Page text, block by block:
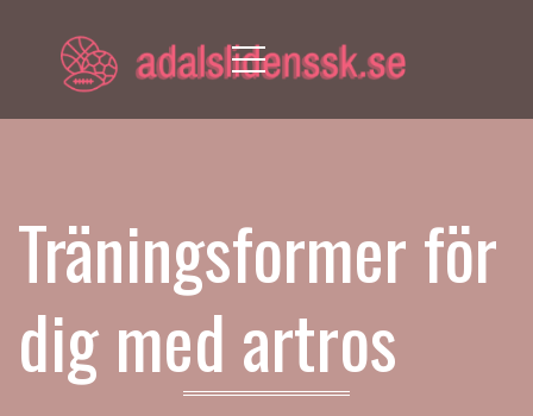
Menu
Träningsformer för
dig med artros